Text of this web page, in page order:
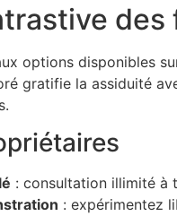
options disponibles
gratifie la assiduité
: consultation illimité à
: expérimentez